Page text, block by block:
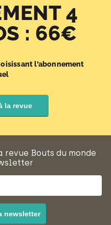
4
: 66€
l’abonnement
la revue
Bouts du monde
newsletter